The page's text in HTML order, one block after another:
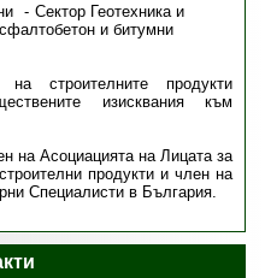
Сектор Геотехника и
и битумни
на строителните продукти
изисквания към
Асоциацията на Лицата за
продукти и член на
Специалисти в България.